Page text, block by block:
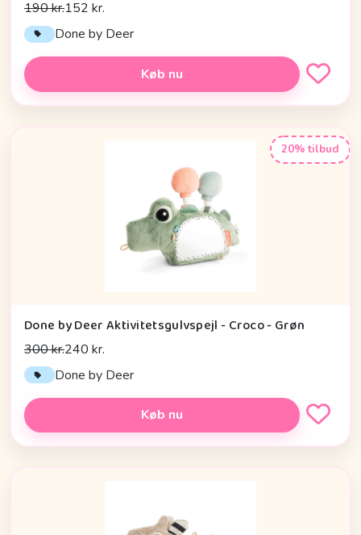
190 kr.152 kr.
Done by Deer
Køb nu
20% tilbud
Done by Deer Aktivitetsgulvspejl - Croco - Grøn
300 kr.240 kr.
Done by Deer
Køb nu